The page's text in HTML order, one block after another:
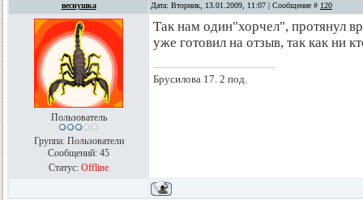
веснушка Дата: Вторник, 13.01.2009, 11:07 | Сообщение # 120
Пользователь
Группа: Пользователи
Сообщений: 45
Статус: Offline
Так нам один"хорчел", протянул
уже готовил на отзыв, так как ни
Брусилова 17. 2 под.